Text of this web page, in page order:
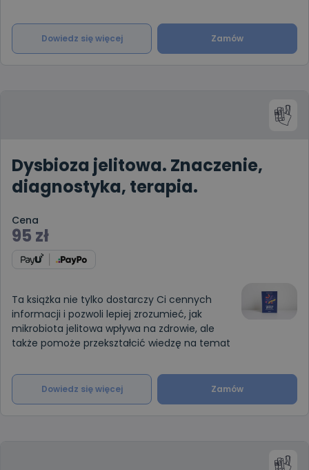
Dowiedz się więcej Zamów
Dysbioza jelitowa. Znaczenie,
diagnostyka, terapia.
Cena
95 zł
Ta książka nie tylko dostarczy Ci cennych
informacji i pozwoli lepiej zrozumieć, jak
mikrobiota jelitowa wpływa na zdrowie, ale
także pomoże przekształcić wiedzę na temat
Dowiedz się więcej Zamów